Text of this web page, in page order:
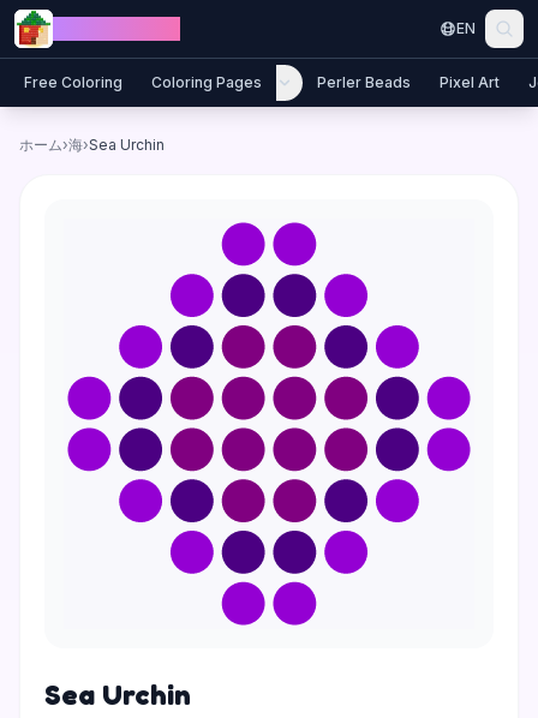
Skip to content
EN
Free Coloring Coloring Pages Perler Beads Pixel Art
ホーム›海›Sea Urchin
Sea Urchin